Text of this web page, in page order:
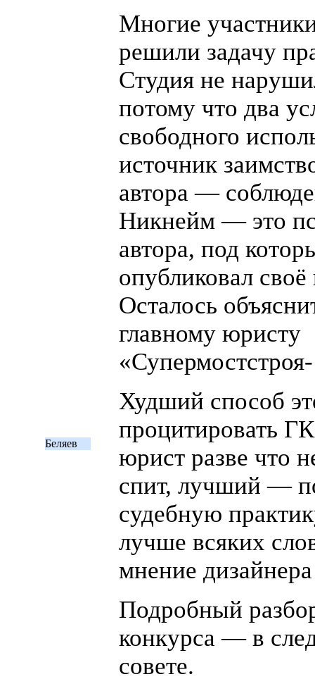
Беляев
Многие
решили задачу
Студия не
потому что два
свободного
источник
автора —
Никнейм — это
автора, под
опубликовал
Осталось
главному юристу
«
Худший способ
процитировать ГК
юрист разве что
спит, лучший —
судебную
лучше всяких
мнение
Подробный
конкурса — в
совете.